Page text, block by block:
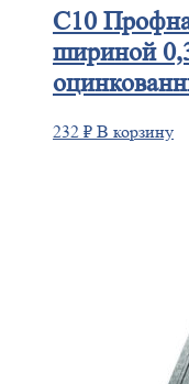
С10
шириной
232 ₽ В корзину